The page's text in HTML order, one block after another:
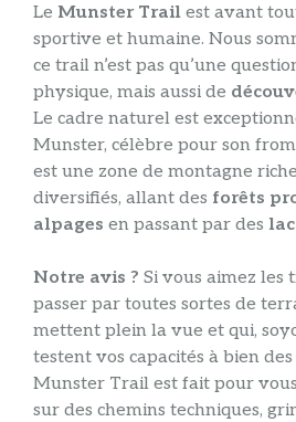
Le Munster Trail est avant
sportive et humaine. Nous
ce trail n’est pas qu’une
physique, mais aussi de
Le cadre naturel est
Munster, célèbre pour son
est une zone de montagne
diversifiés, allant des forêts
alpages en passant par des
Notre avis ? Si vous aimez les
passer par toutes sortes de
mettent plein la vue et qui,
testent vos capacités à bien
Munster Trail est fait pour
sur des chemins techniques,